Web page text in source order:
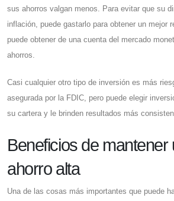
sus ahorros valgan menos. Para evitar que su
inflación, puede gastarlo para obtener un mejor
puede obtener de una cuenta del mercado
ahorros.
Casi cualquier otro tipo de inversión es más
asegurada por la FDIC, pero puede elegir
su cartera y le brinden resultados más
Beneficios de mantener
ahorro alta
Una de las cosas más importantes que puede